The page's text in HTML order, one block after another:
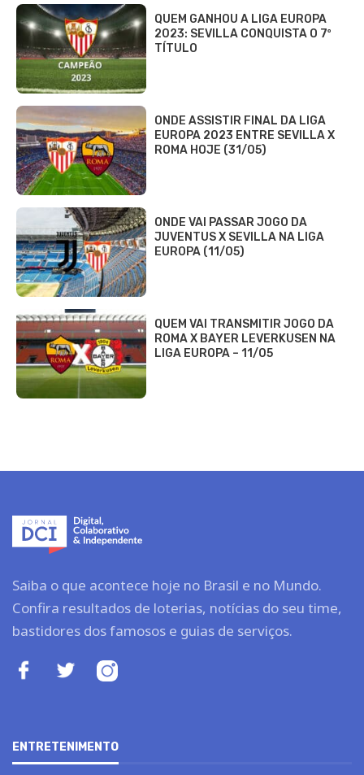
QUEM GANHOU A LIGA EUROPA
2023: SEVILLA CONQUISTA O 7º
TÍTULO
ONDE ASSISTIR FINAL DA LIGA
EUROPA 2023 ENTRE SEVILLA X
ROMA HOJE (31/05)
ONDE VAI PASSAR JOGO DA
JUVENTUS X SEVILLA NA LIGA
EUROPA (11/05)
QUEM VAI TRANSMITIR JOGO DA
ROMA X BAYER LEVERKUSEN NA
LIGA EUROPA – 11/05
Saiba o que acontece hoje no Brasil e no Mundo.
Confira resultados de loterias, notícias do seu time,
bastidores dos famosos e guias de serviços.
ENTRETENIMENTO